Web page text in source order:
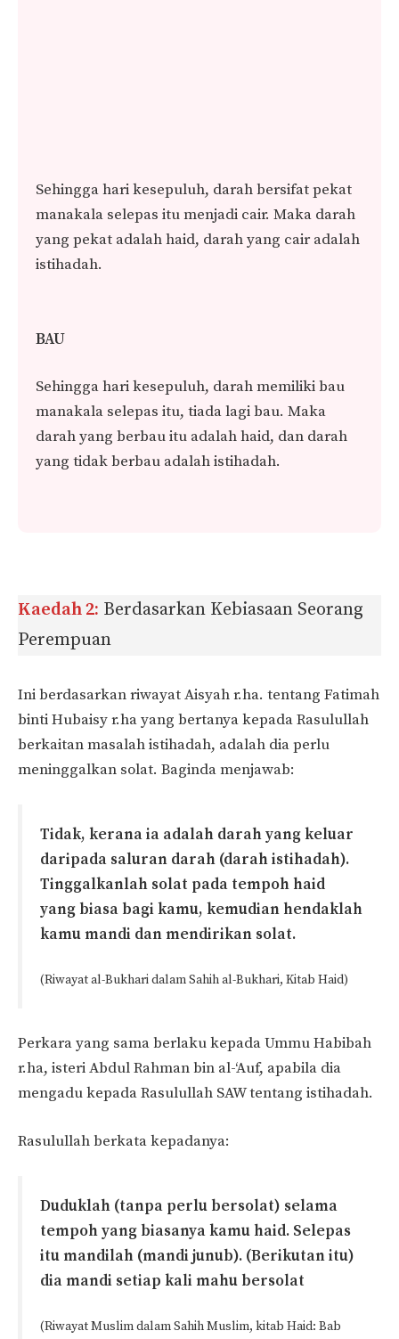
Sehingga hari kesepuluh, darah bersifat pekat
manakala selepas itu menjadi cair. Maka darah
yang pekat adalah haid, darah yang cair adalah
istihadah.
BAU
Sehingga hari kesepuluh, darah memiliki bau
manakala selepas itu, tiada lagi bau. Maka
darah yang berbau itu adalah haid, dan darah
yang tidak berbau adalah istihadah.
Kaedah 2: Berdasarkan Kebiasaan Seorang
Perempuan
Ini berdasarkan riwayat Aisyah r.ha. tentang Fatimah
binti Hubaisy r.ha yang bertanya kepada Rasulullah
berkaitan masalah istihadah, adalah dia perlu
meninggalkan solat. Baginda menjawab:
Tidak, kerana ia adalah darah yang keluar
daripada saluran darah (darah istihadah).
Tinggalkanlah solat pada tempoh haid
yang biasa bagi kamu, kemudian hendaklah
kamu mandi dan mendirikan solat.
(Riwayat al-Bukhari dalam Sahih al-Bukhari, Kitab Haid)
Perkara yang sama berlaku kepada Ummu Habibah
r.ha, isteri Abdul Rahman bin al-‘Auf, apabila dia
mengadu kepada Rasulullah SAW tentang istihadah.
Rasulullah berkata kepadanya:
Duduklah (tanpa perlu bersolat) selama
tempoh yang biasanya kamu haid. Selepas
itu mandilah (mandi junub). (Berikutan itu)
dia mandi setiap kali mahu bersolat
(Riwayat Muslim dalam Sahih Muslim, kitab Haid: Bab